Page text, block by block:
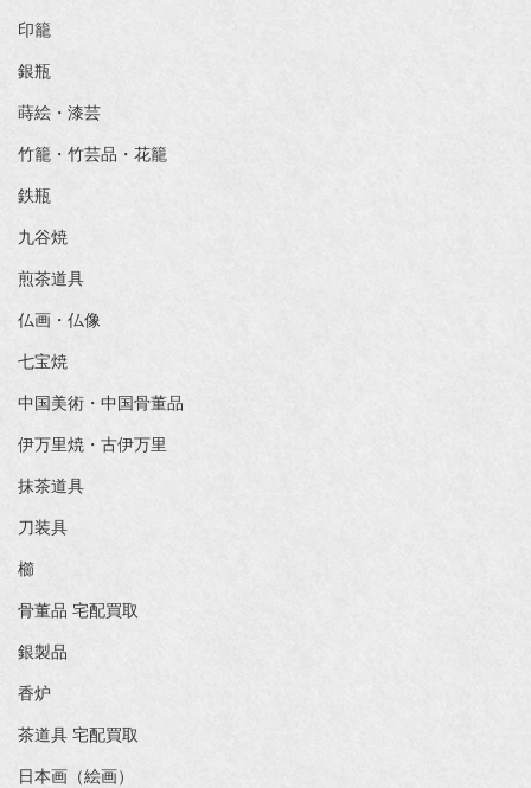
印籠
銀瓶
蒔絵・漆芸
竹籠・竹芸品・花籠
鉄瓶
九谷焼
煎茶道具
仏画・仏像
七宝焼
中国美術・中国骨董品
伊万里焼・古伊万里
抹茶道具
刀装具
櫛
骨董品 宅配買取
銀製品
香炉
茶道具 宅配買取
日本画（絵画）